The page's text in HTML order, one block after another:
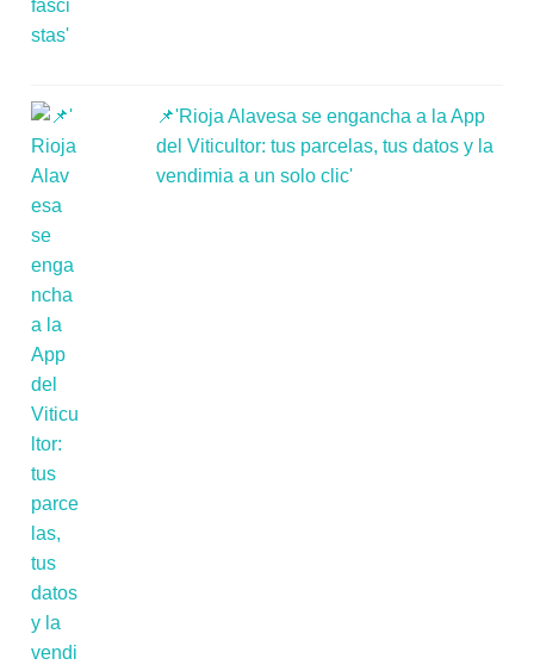
📌'Rioja Alavesa se engancha a la App
del Viticultor: tus parcelas, tus datos y la
vendimia a un solo clic'